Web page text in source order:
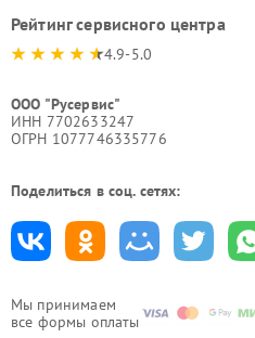
Мы принимаем
все формы оплаты
Рейтинг сервисного центра
4.9-5.0
ООО "Русервис"
ИНН 7702633247
ОГРН 1077746335776
Поделиться в соц. сетях: